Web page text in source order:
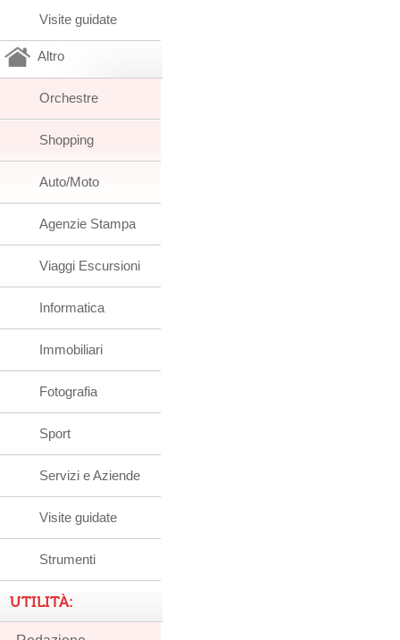
Visite guidate
Altro
Orchestre
Shopping
Auto/Moto
Agenzie Stampa
Viaggi Escursioni
Informatica
Immobiliari
Fotografia
Sport
Servizi e Aziende
Visite guidate
Strumenti
UTILITÀ: